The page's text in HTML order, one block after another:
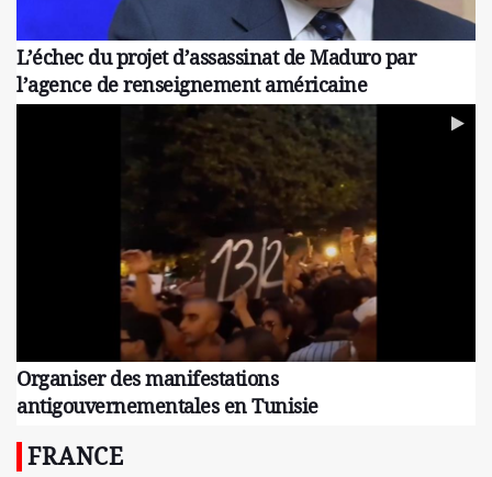
L’échec du projet d’assassinat de Maduro par
l’agence de renseignement américaine
Organiser des manifestations
antigouvernementales en Tunisie
FRANCE